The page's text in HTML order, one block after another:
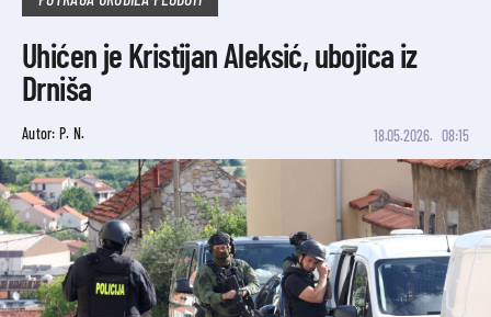
Uhićen je Kristijan Aleksić, ubojica iz
Drniša
Autor: P. N. 18.05.2026. 08:15